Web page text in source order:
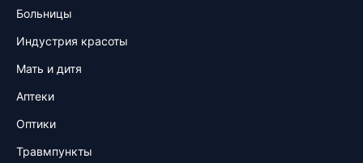
Больницы
Индустрия красоты
Мать и дитя
Аптеки
Оптики
Травмпункты